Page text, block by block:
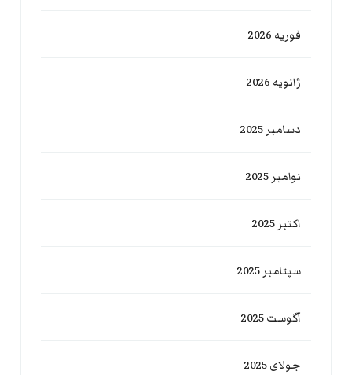
فوریه 2026
ژانویه 2026
دسامبر 2025
نوامبر 2025
اکتبر 2025
سپتامبر 2025
آگوست 2025
جولای 2025